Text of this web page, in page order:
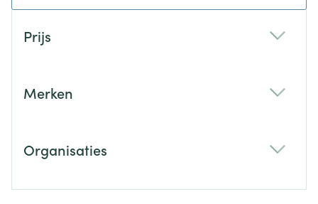
Prijs
Merken
Organisaties